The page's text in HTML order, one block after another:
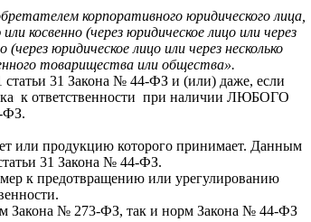
корпоративного юридического лица,
косвенно (через юридическое лицо или через
юридическое лицо или через несколько
товарищества или общества».
статьи 31 Закона № 44-ФЗ и (или) даже, если
к ответственности при наличии ЛЮБОГО
ФЗ.
или продукцию которого принимает. Данным
31 Закона № 44-ФЗ.
к предотвращению или урегулированию
Закона № 273-ФЗ, так и норм Закона № 44-ФЗ